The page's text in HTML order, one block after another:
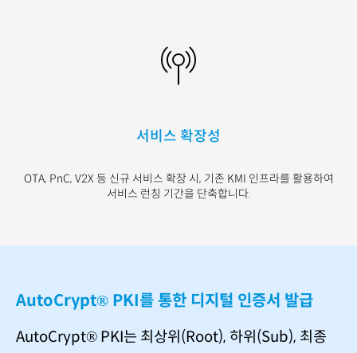
서비스 확장성
OTA, PnC, V2X 등 신규 서비스 확장 시, 기존 KMI 인프라를 활용하여
서비스 런칭 기간을 단축합니다.
AutoCrypt® PKI를 통한 디지털 인증서 발급
AutoCrypt® PKI는 최상위(Root), 하위(Sub), 최종